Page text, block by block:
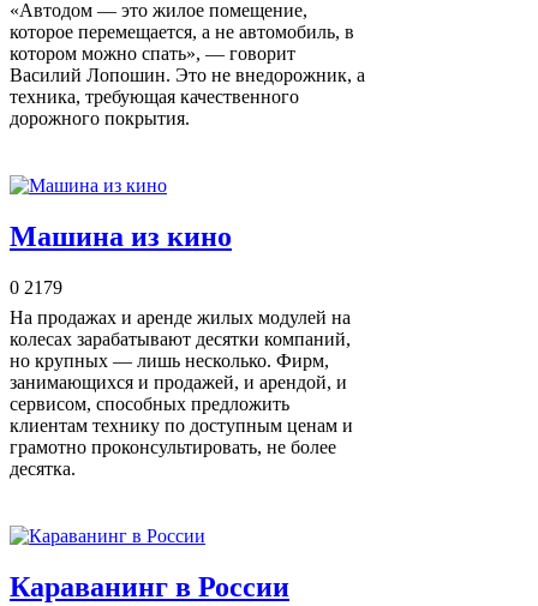
«Автодом — это жилое помещение,
которое перемещается, а не автомобиль, в
котором можно спать», — говорит
Василий Лопошин. Это не внедорожник, а
техника, требующая качественного
дорожного покрытия.
Машина из кино
0 2179
На продажах и аренде жилых модулей на
колесах зарабатывают десятки компаний,
но крупных — лишь несколько. Фирм,
занимающихся и продажей, и арендой, и
сервисом, способных предложить
клиентам технику по доступным ценам и
грамотно проконсультировать, не более
десятка.
Караванинг в России